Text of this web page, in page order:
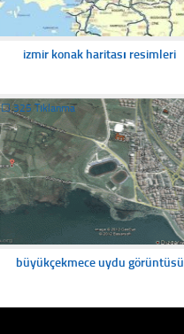
izmir konak haritası resimleri
☐325 Tıklanma
büyükçekmece uydu görüntüsü